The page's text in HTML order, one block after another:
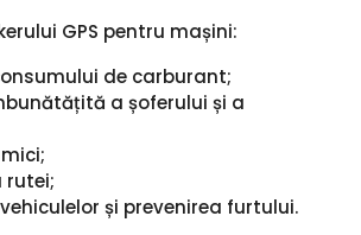
GPS pentru mașini:
de carburant;
a șoferului și a
rutei;
și prevenirea furtului.